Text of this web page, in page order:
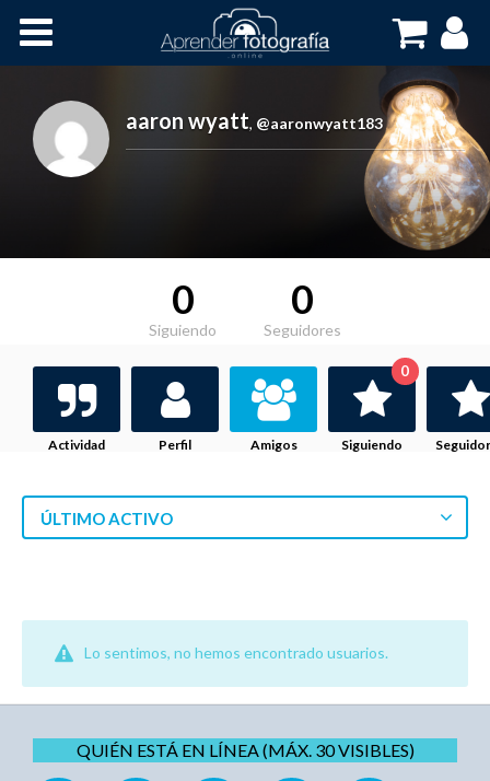
Cursos OnLine
aaron wyatt, @aaronwyatt183
0
Siguiendo
0
Seguidores
Actividad Perfil Amigos Siguiendo
0
ÚLTIMO ACTIVO
Lo sentimos, no hemos encontrado usuarios.
QUIÉN ESTÁ EN LÍNEA (MÁX. 30 VISIBLES)